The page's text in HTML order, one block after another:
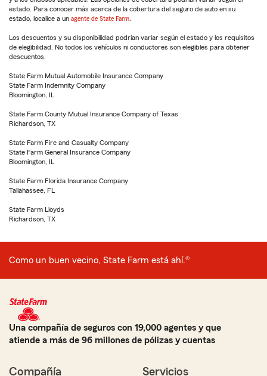
estado. Para conocer más acerca de la cobertura del seguro de auto en su
estado, localice a un agente de State Farm
Los descuentos y su disponibilidad podrían variar según el estado y los requisitos
de elegibilidad. No todos los vehículos ni conductores son elegibles para obtener
descuentos.
State Farm Mutual Automobile Insurance Company
State Farm Indemnity Company
Bloomington, IL
State Farm County Mutual Insurance Company of Texas
Richardson, TX
State Farm Fire and Casualty Company
State Farm General Insurance Company
Bloomington, IL
State Farm Florida Insurance Company
Tallahassee, FL
State Farm Lloyds
Richardson, TX
Como un buen vecino, State Farm está ahí.®
Una compañía de seguros con 19,000 agentes y que
atiende a más de 96 millones de pólizas y cuentas
Compañía Servicios